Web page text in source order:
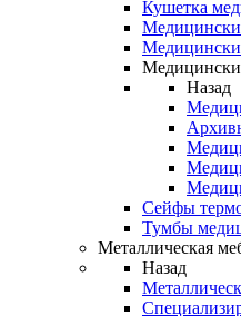
Кушетка
Назад
Сейфы
Тумбы
Металлическая
Назад